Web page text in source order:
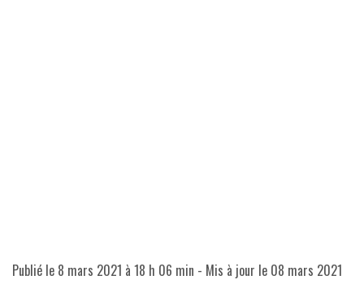
Publié le 8 mars 2021 à 18 h 06 min - Mis à jour le 08 mars 2021